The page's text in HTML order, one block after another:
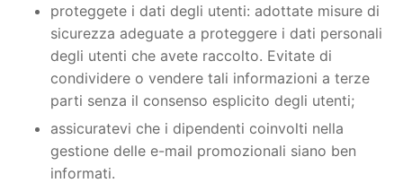
proteggete i dati degli utenti: adottate misure di
sicurezza adeguate a proteggere i dati personali
degli utenti che avete raccolto. Evitate di
condividere o vendere tali informazioni a terze
parti senza il consenso esplicito degli utenti;
assicuratevi che i dipendenti coinvolti nella
gestione delle e-mail promozionali siano ben
informati.